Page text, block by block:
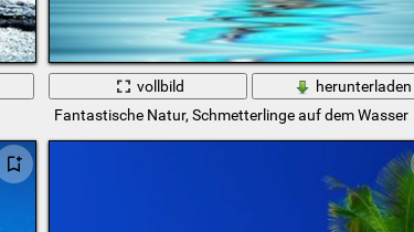
vollbild
herunterladen
Fantastische Natur, Schmetterlinge auf dem Wasser